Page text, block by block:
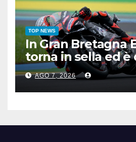
TOP NEWS
In Gran Bretagna
torna in sella ed è
tutti nelle Practice
AGO 7, 2026